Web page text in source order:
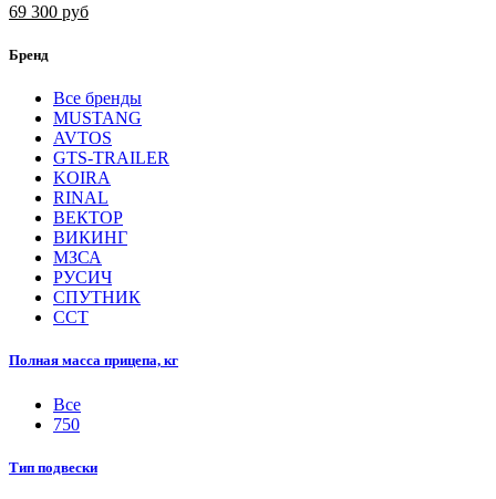
69 300 руб
Бренд
Все бренды
MUSTANG
AVTOS
GTS-TRAILER
KOIRA
RINAL
ВЕКТОР
ВИКИНГ
МЗСА
РУСИЧ
СПУТНИК
ССТ
Полная масса прицепа, кг
Все
750
Тип подвески